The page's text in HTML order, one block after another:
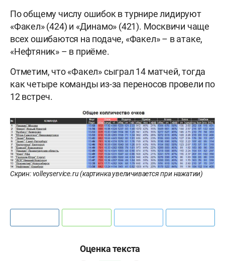
По общему числу ошибок в турнире лидируют
«Факел» (424) и «Динамо» (421). Москвичи чаще
всех ошибаются на подаче, «Факел» – в атаке,
«Нефтяник» – в приёме.
Отметим, что «Факел» сыграл 14 матчей, тогда
как четыре команды из-за переносов провели по
12 встреч.
Скрин: volleyservice.ru (картинка увеличивается при нажатии)
Оценка текста